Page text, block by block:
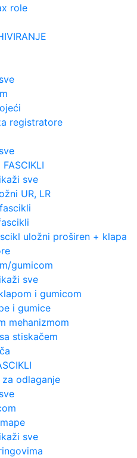
role
registratore
sve
UR, LR
uložni proširen + klapa
gumicom
sve
i gumicom
i gumice
mehanizmom
stiskačem
odlaganje
sve